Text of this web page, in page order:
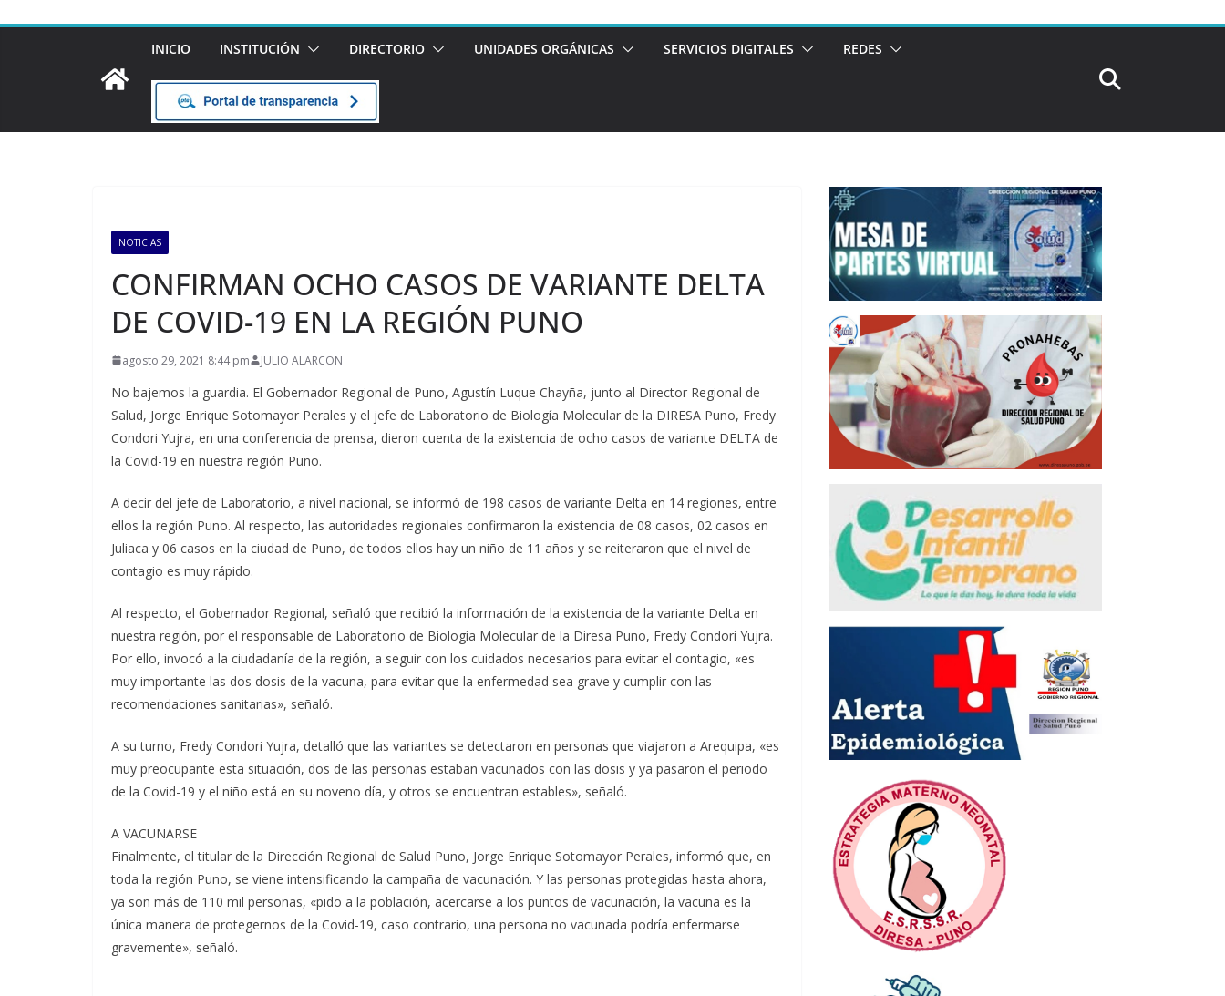
INICIO INSTITUCIÓN DIRECTORIO UNIDADES ORGÁNICAS SERVICIOS DIGITALES REDES
NOTICIAS
CONFIRMAN OCHO CASOS DE VARIANTE DELTA
DE COVID-19 EN LA REGIÓN PUNO
agosto 29, 2021 8:44 pm JULIO ALARCON
No bajemos la guardia. El Gobernador Regional de Puno, Agustín Luque Chayña, junto al Director Regional de
Salud, Jorge Enrique Sotomayor Perales y el jefe de Laboratorio de Biología Molecular de la DIRESA Puno, Fredy
Condori Yujra, en una conferencia de prensa, dieron cuenta de la existencia de ocho casos de variante DELTA de
la Covid-19 en nuestra región Puno.
A decir del jefe de Laboratorio, a nivel nacional, se informó de 198 casos de variante Delta en 14 regiones, entre
ellos la región Puno. Al respecto, las autoridades regionales confirmaron la existencia de 08 casos, 02 casos en
Juliaca y 06 casos en la ciudad de Puno, de todos ellos hay un niño de 11 años y se reiteraron que el nivel de
contagio es muy rápido.
Al respecto, el Gobernador Regional, señaló que recibió la información de la existencia de la variante Delta en
nuestra región, por el responsable de Laboratorio de Biología Molecular de la Diresa Puno, Fredy Condori Yujra.
Por ello, invocó a la ciudadanía de la región, a seguir con los cuidados necesarios para evitar el contagio, «es
muy importante las dos dosis de la vacuna, para evitar que la enfermedad sea grave y cumplir con las
recomendaciones sanitarias», señaló.
A su turno, Fredy Condori Yujra, detalló que las variantes se detectaron en personas que viajaron a Arequipa, «es
muy preocupante esta situación, dos de las personas estaban vacunados con las dosis y ya pasaron el periodo
de la Covid-19 y el niño está en su noveno día, y otros se encuentran estables», señaló.
A VACUNARSE
Finalmente, el titular de la Dirección Regional de Salud Puno, Jorge Enrique Sotomayor Perales, informó que, en
toda la región Puno, se viene intensificando la campaña de vacunación. Y las personas protegidas hasta ahora,
ya son más de 110 mil personas, «pido a la población, acercarse a los puntos de vacunación, la vacuna es la
única manera de protegernos de la Covid-19, caso contrario, una persona no vacunada podría enfermarse
gravemente», señaló.